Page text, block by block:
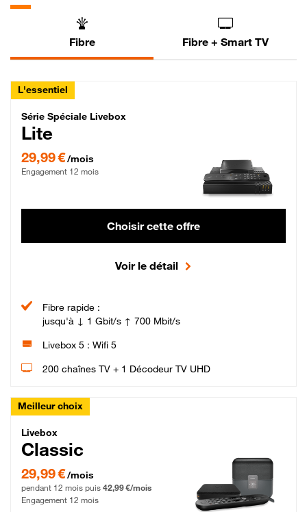
Fibre Fibre + Smart TV
L'essentiel
Série Spéciale Livebox Lite Fibre
Série Spéciale Livebox
Lite
29,99 €/mois
Engagement 12 mois
Choisir cette offre
Voir le détail
Fibre rapide :
jusqu'à ↓ 1 Gbit/s ↑ 700 Mbit/s
Livebox 5 : Wifi 5
200 chaînes TV + 1 Décodeur TV UHD
Meilleur choix
Livebox Classic Fibre
Livebox
Classic
29,99 € par mois pendant 12 mois puis 42,99 € par mois, Engagement 12 mois
29,99 €/mois
pendant 12 mois puis 42,99 €/mois
Engagement 12 mois